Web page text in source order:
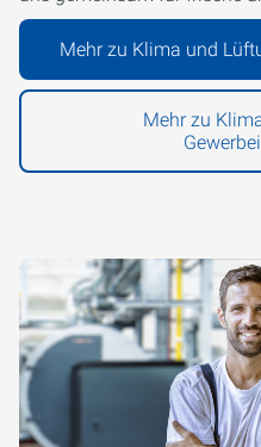
Mehr zu Klima und
Mehr zu